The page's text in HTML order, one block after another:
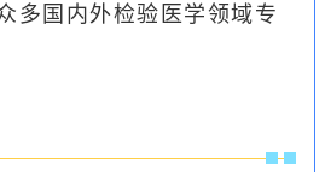
多国内外检验医学领域专